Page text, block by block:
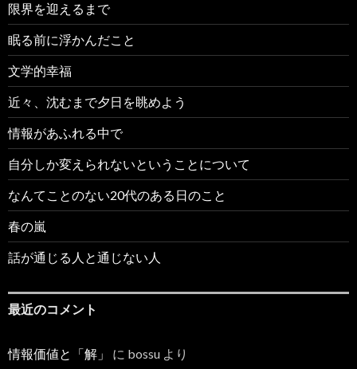
限界を迎えるまで
眠る前に浮かんだこと
文学的幸福
近々、沈むまで夕日を眺めよう
情報があふれる中で
自分しか変えられないということについて
なんてことのない20代のある日のこと
春の嵐
話が通じる人と通じない人
最近のコメント
情報価値と「解」 に bossu より